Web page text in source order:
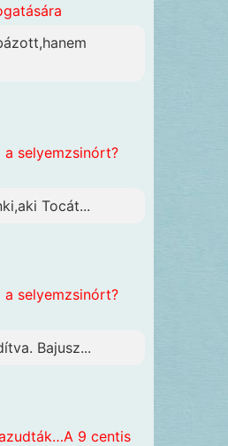
selyemzsinórt?
Tocát...
selyemzsinórt?
Bajusz...
9 centis